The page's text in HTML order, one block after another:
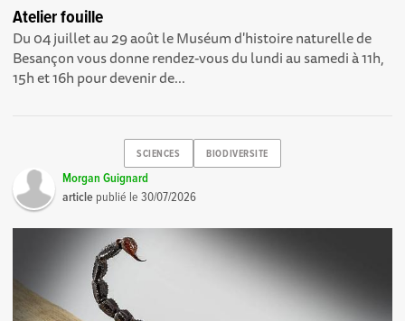
Atelier fouille
Du 04 juillet au 29 août le Muséum d'histoire naturelle de
Besançon vous donne rendez-vous du lundi au samedi à 11h,
15h et 16h pour devenir de...
SCIENCES BIODIVERSITE
Morgan Guignard
article publié le30/07/2026